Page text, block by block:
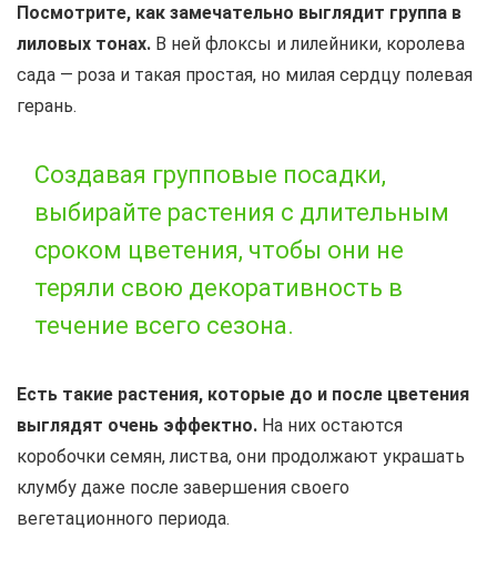
Посмотрите, как замечательно выглядит группа в
лиловых тонах. В ней флоксы и лилейники, королева
сада — роза и такая простая, но милая сердцу полевая
герань.
Создавая групповые посадки,
выбирайте растения с длительным
сроком цветения, чтобы они не
теряли свою декоративность в
течение всего сезона.
Есть такие растения, которые до и после цветения
выглядят очень эффектно. На них остаются
коробочки семян, листва, они продолжают украшать
клумбу даже после завершения своего
вегетационного периода.